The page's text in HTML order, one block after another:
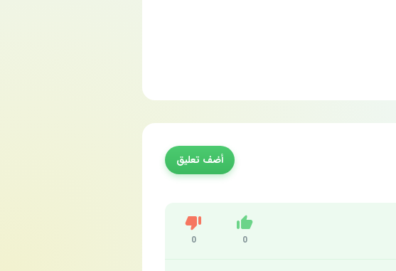
أضف تعليق
0
0